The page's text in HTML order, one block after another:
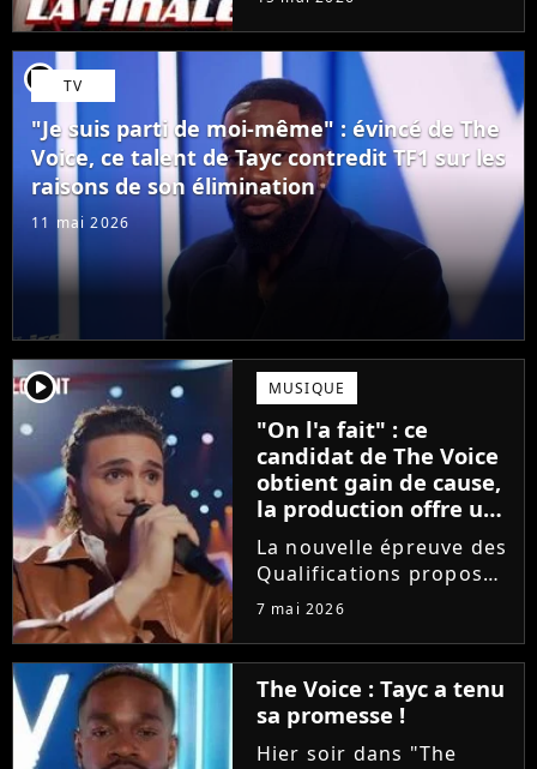
des programmes. Le
prochain épisode de
The Voice, consacré aux
Performances, est
avancé d'un jour. La...
player2 TV
"Je suis parti de moi-même" : évincé de The
Voice, ce talent de Tayc contredit TF1 sur les
raisons de son élimination
11 mai 2026
player2 MUSIQUE
"On l'a fait" : ce
candidat de The Voice
obtient gain de cause,
la production offre une
compensation à tous
les talents
La nouvelle épreuve des
Qualifications proposée
dans The Voice est loin
Furieux d'avoir vu sa
prestation être
raccourcie au montage,
Yanis Si Ah est monté
au...
7 mai 2026
The Voice : Tayc a tenu
sa promesse !
Hier soir dans "The